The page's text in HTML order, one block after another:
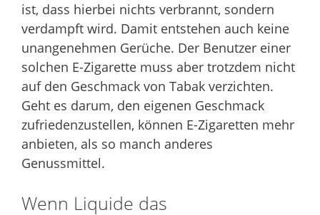
ist, dass hierbei nichts verbrannt, sondern
verdampft wird. Damit entstehen auch keine
unangenehmen Gerüche. Der Benutzer einer
solchen E-Zigarette muss aber trotzdem nicht
auf den Geschmack von Tabak verzichten.
Geht es darum, den eigenen Geschmack
zufriedenzustellen, können E-Zigaretten mehr
anbieten, als so manch anderes
Genussmittel.
Wenn Liquide das